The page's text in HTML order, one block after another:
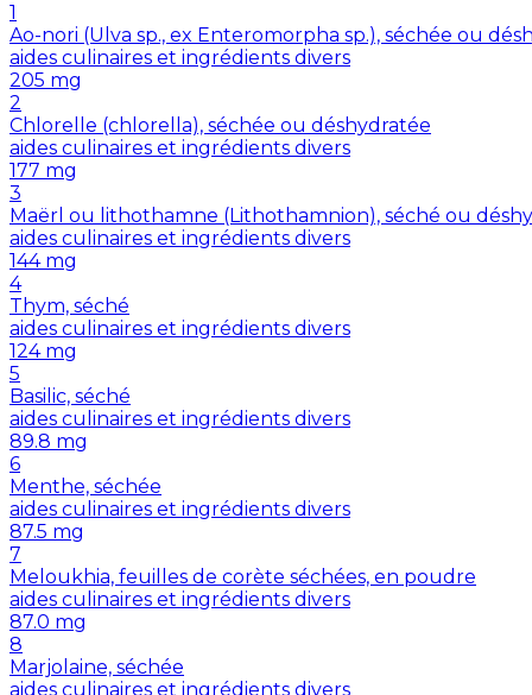
1
Ao-nori (Ulva sp., ex Enteromorpha sp.), séchée ou
aides culinaires et ingrédients divers
205 mg
2
Chlorelle (chlorella), séchée ou déshydratée
aides culinaires et ingrédients divers
177 mg
3
Maërl ou lithothamne (Lithothamnion), séché ou
aides culinaires et ingrédients divers
144 mg
4
Thym, séché
aides culinaires et ingrédients divers
124 mg
5
Basilic, séché
aides culinaires et ingrédients divers
89.8 mg
6
Menthe, séchée
aides culinaires et ingrédients divers
87.5 mg
7
Meloukhia, feuilles de corète séchées, en poudre
aides culinaires et ingrédients divers
87.0 mg
8
Marjolaine, séchée
aides culinaires et ingrédients divers